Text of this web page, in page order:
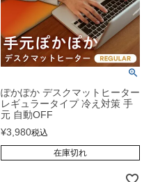
ぽかぽか デスクマットヒーター
レギュラータイプ 冷え対策 手
元 自動OFF
¥3,980税込
在庫切れ